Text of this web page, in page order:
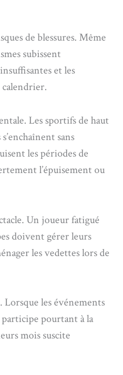
de blessures. Même
subissent
et les
calendrier.
Les sportifs de haut
sans
les périodes de
l’épuisement ou
Un joueur fatigué
doivent gérer leurs
les vedettes lors de
Lorsque les événements
pourtant à la
mois suscite